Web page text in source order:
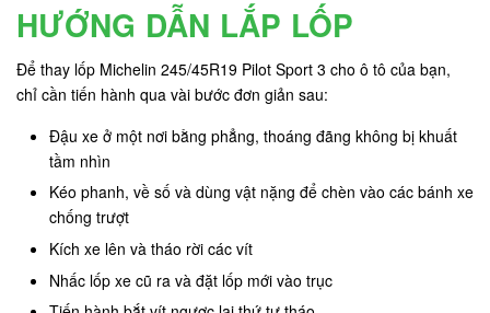
HƯỚNG DẪN LẮP LỐP
Để thay lốp Michelin 245/45R19 Pilot Sport 3 cho ô tô của bạn,
chỉ cần tiến hành qua vài bước đơn giản sau:
Đậu xe ở một nơi bằng phẳng, thoáng đãng không bị khuất
tầm nhìn
Kéo phanh, về số và dùng vật nặng để chèn vào các bánh xe
chống trượt
Kích xe lên và tháo rời các vít
Nhấc lốp xe cũ ra và đặt lốp mới vào trục